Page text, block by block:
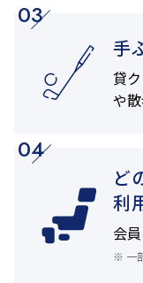
03
手
貸
や
04
ど
利
会
※ 一